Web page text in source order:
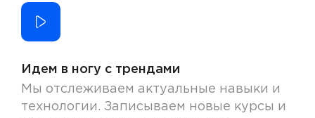
Идем в ногу с трендами
Мы отслеживаем актуальные навыки и
технологии. Записываем новые курсы и